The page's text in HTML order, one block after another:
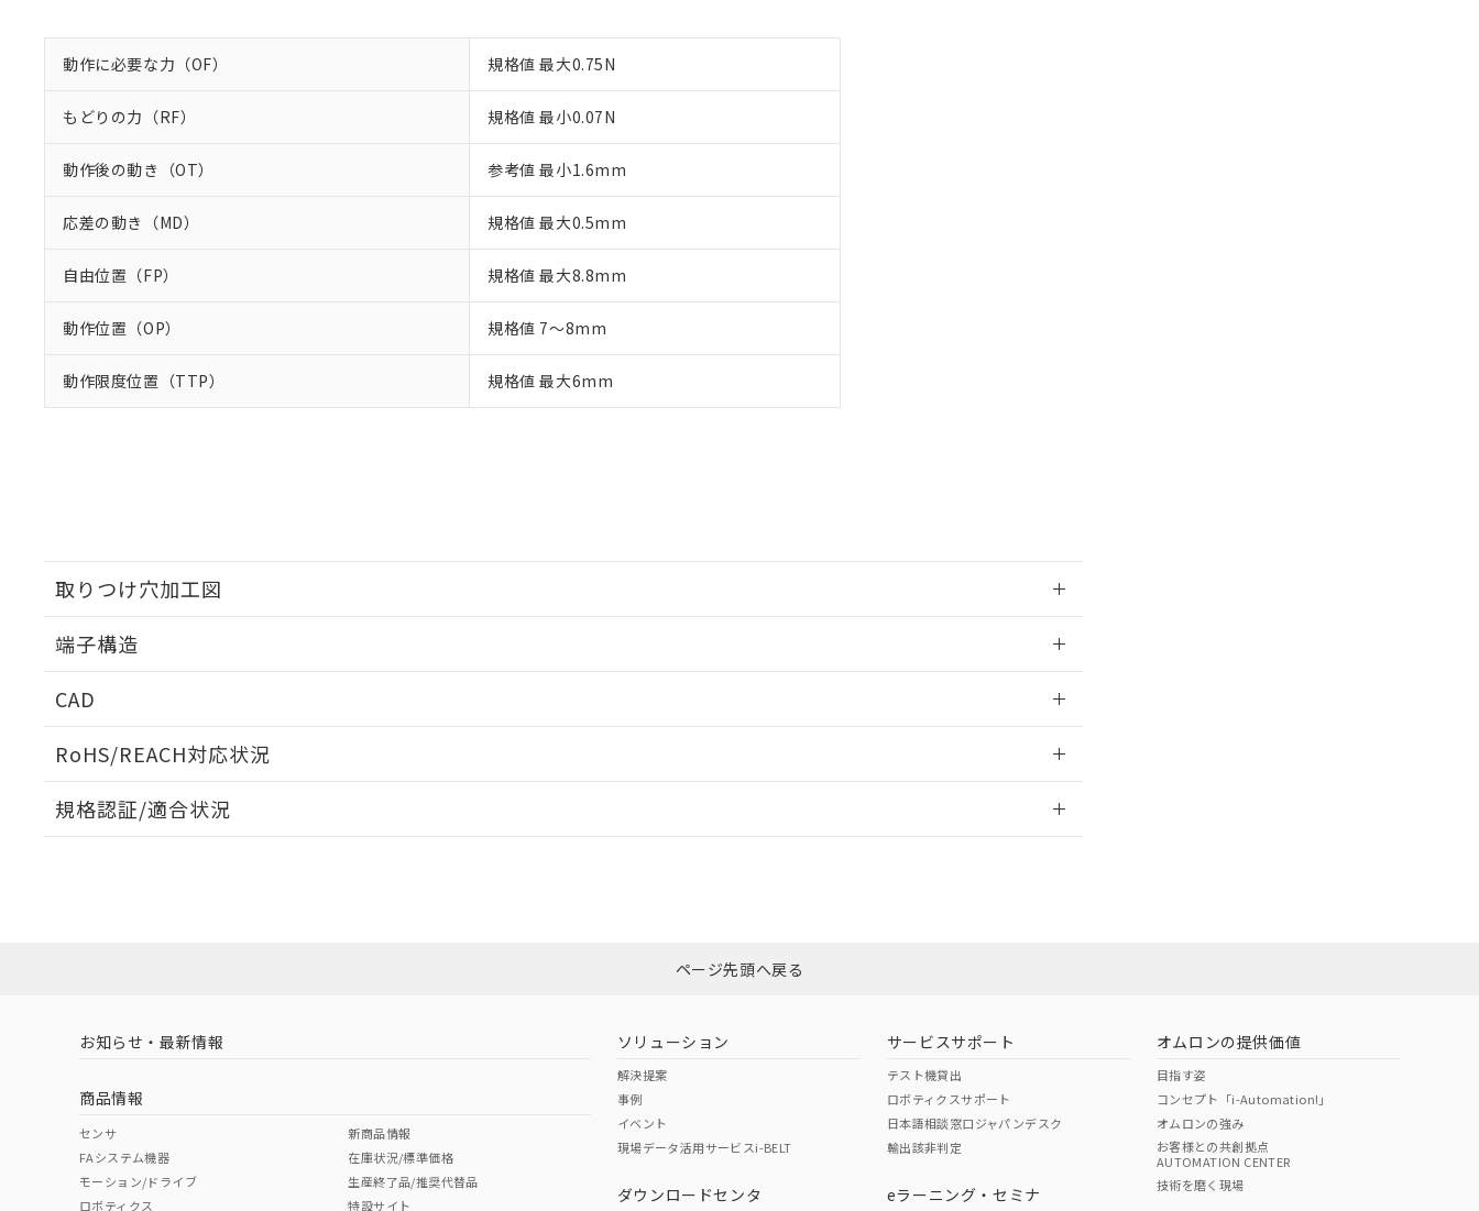
動作に必要な力（OF） 規格値 最大0.75N
もどりの力（RF） 規格値 最小0.07N
動作後の動き（OT） 参考値 最小1.6mm
応差の動き（MD） 規格値 最大0.5mm
自由位置（FP） 規格値 最大8.8mm
動作位置（OP） 規格値 7～8mm
動作限度位置（TTP） 規格値 最大6mm
取りつけ穴加工図
端子構造
CAD
RoHS/REACH対応状況
EU RoHS 注意事項・凡例
ダウンロードはこちら
中国 RoHS 注意事項・凡例
中国 RoHS表
Pb Hg Cr(VI)
規格認証/適合状況
また、RoHS指令のフタル酸エステル類４物質の対応では、対応完了までの期間は出荷製品に未対応品が
混在することから備考欄に対応日を記載しておりました。
ページ先頭へ戻る
お知らせ・最新情報
商品情報
センサ
FAシステム機器
モーション/ドライブ
ロボティクス
新商品情報
在庫状況/標準価格
生産終了品/推奨代替品
特設サイト
ソリューション
解決提案
事例
イベント
現場データ活用サービスi-BELT
ダウンロードセンタ
サービスサポート
テスト機貸出
ロボティクスサポート
日本語相談窓口ジャパンデスク
輸出該非判定
eラーニング・セミナ
オムロンの提供価値
目指す姿
コンセプト「i-Automation!」
オムロンの強み
お客様との共創拠点
AUTOMATION CENTER
技術を磨く現場